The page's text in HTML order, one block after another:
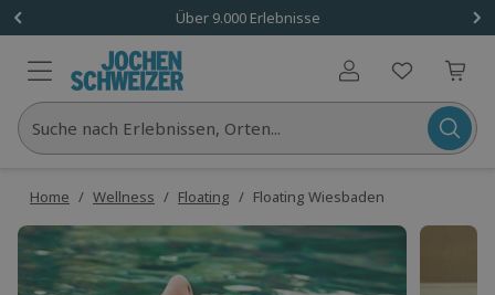
Über 9.000 Erlebnisse
Benutzerkonto
Suche nach Erlebnissen, Orten...
Home / Wellness / Floating / Floating Wiesbaden